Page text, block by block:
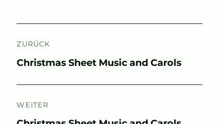
ZURÜCK
Vorheriger
Christmas Sheet Music and Carols
WEITER
Nächster